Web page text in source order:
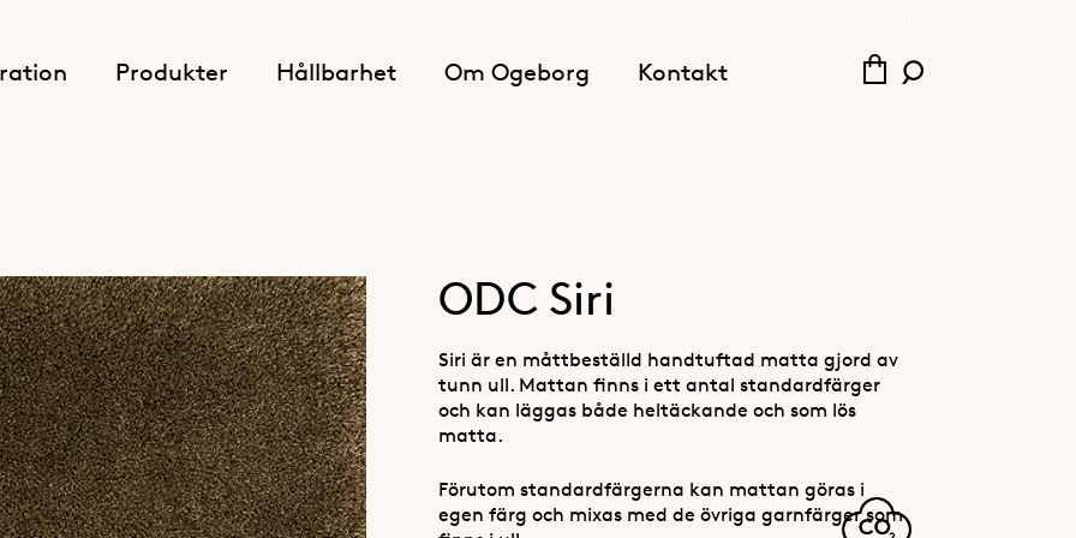
Produkter Hållbarhet Om Ogeborg Kontakt
ODC Siri
Siri är en måttbeställd handtuftad matta gjord av
tunn ull. Mattan finns i ett antal standardfärger
och kan läggas både heltäckande och som lös
matta.
Förutom standardfärgerna kan mattan göras i
egen färg och mixas med de övriga garnfärger som